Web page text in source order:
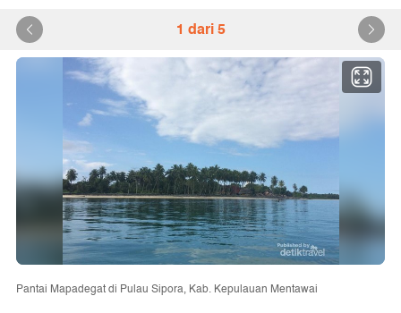
1 dari 5
Pantai Mapadegat di Pulau Sipora, Kab. Kepulauan Mentawai